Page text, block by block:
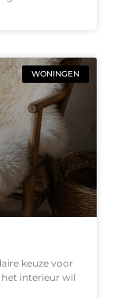
WONINGEN
keuze voor
interieur wil